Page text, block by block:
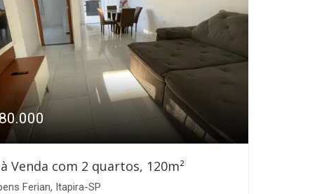
à Venda com 2 quartos, 120m²
Ferian, Itapira-SP